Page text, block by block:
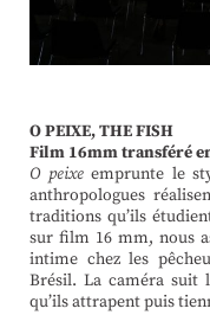
O PEIXE, THE FISH
Film 16mm transféré
O peixeemprunte le
anthropologues
traditions qu’ils
sur film 16 mm, nous
intime chez les
Brésil. La caméra suit
qu’ils attrapent puis